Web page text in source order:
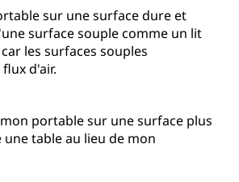
sur une surface dure et
surface souple comme un lit
les surfaces souples
d'air.
portable sur une surface plus
table au lieu de mon